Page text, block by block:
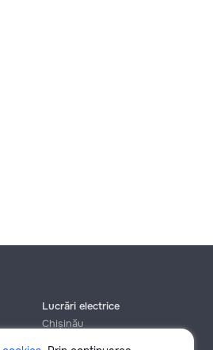
Lucrări electrice
Chișinău